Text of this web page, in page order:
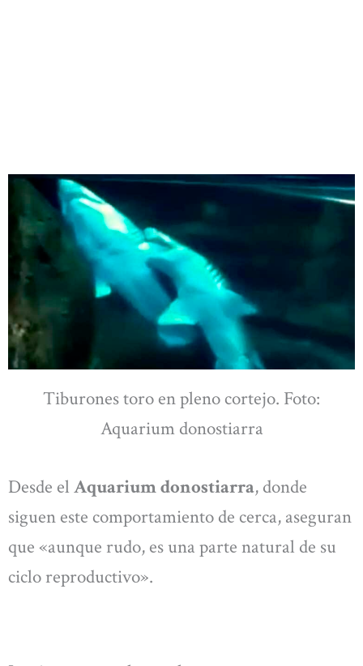
Tiburones toro en pleno cortejo. Foto:
Aquarium donostiarra
Desde el Aquarium donostiarra, donde
siguen este comportamiento de cerca, aseguran
que «aunque rudo, es una parte natural de su
ciclo reproductivo».